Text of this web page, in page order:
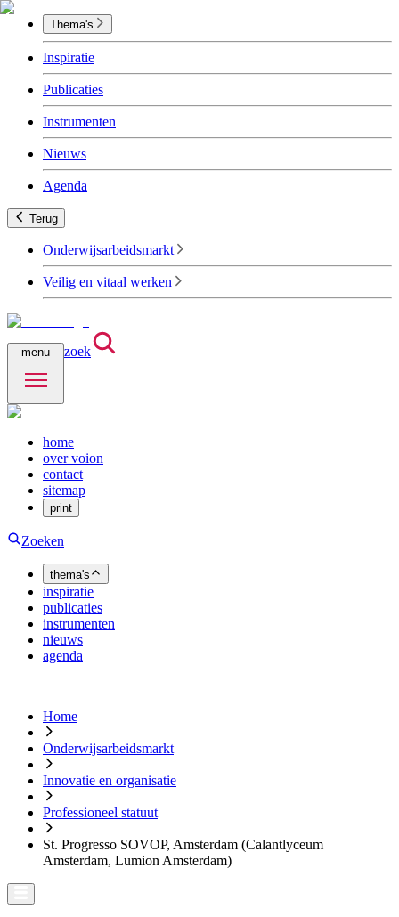
Thema's
Inspiratie
Publicaties
Instrumenten
Nieuws
Agenda
Terug
Onderwijsarbeidsmarkt
Veilig en vitaal werken
menu zoek
home
over voion
contact
sitemap
print
Zoeken
thema's
inspiratie
publicaties
instrumenten
nieuws
agenda
Home
Onderwijsarbeidsmarkt
Innovatie en organisatie
Professioneel statuut
St. Progresso SOVOP, Amsterdam (Calantlyceum
Amsterdam, Lumion Amsterdam)